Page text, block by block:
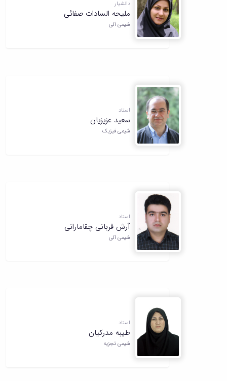
دانشیار
ملیحه السادات صفائی
شیمی آلی
استاد
سعید عزیزیان
شیمی فیزیک
استاد
آرش قربانی چقامارانی
شیمی آلی
استاد
طیبه مدرکیان
شیمی تجزیه